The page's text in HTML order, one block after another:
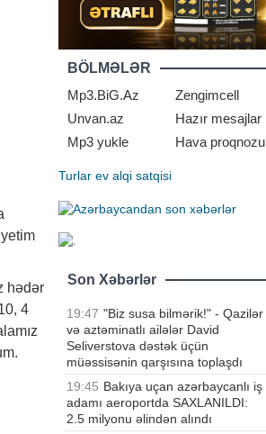
hədər
4
BÖLMƏLƏR
Mp3.BiG.Az
Zengimcell
Unvan.az
Hazır mesajlar
Mp3 yukle
Hava proqnozu
Turlar ev alqi satqisi
Son Xəbərlər
19:47 "Biz susa bilmərik!" - Qazilər
və aztəminatlı ailələr David
Seliverstova dəstək üçün
müəssisənin qarşısına toplaşdı
19:45 Bakıya uçan azərbaycanlı iş
adamı aeroportda SAXLANILDI:
2.5 milyonu əlindən alındı